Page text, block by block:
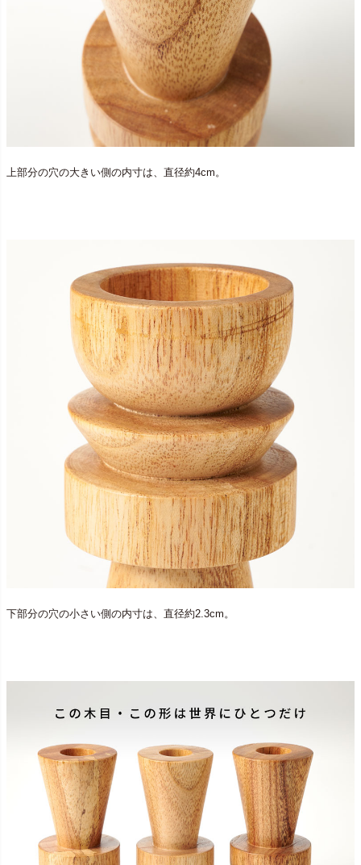
上部分の穴の大きい側の内寸は、直径約4cm。
下部分の穴の小さい側の内寸は、直径約2.3cm。